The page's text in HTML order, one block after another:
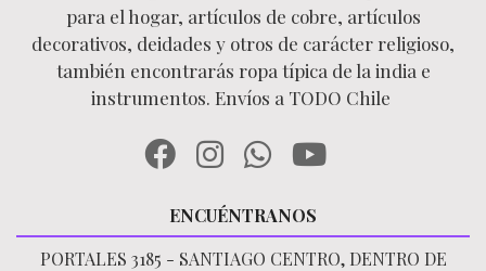
para el hogar, artículos de cobre, artículos
decorativos, deidades y otros de carácter religioso,
también encontrarás ropa típica de la india e
instrumentos. Envíos a TODO Chile
ENCUÉNTRANOS
PORTALES 3185 - SANTIAGO CENTRO, DENTRO DE